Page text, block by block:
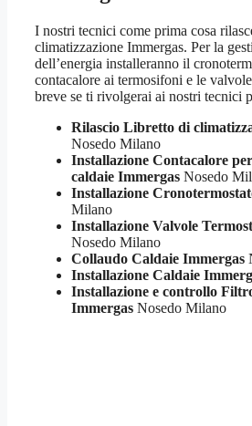
I nostri tecnici come prima cosa
climatizzazione Immergas. Per la
dell’energia installeranno il
contacalore ai termosifoni e le
breve se ti rivolgerai ai nostri tecnici
Rilascio Libretto di
Nosedo Milano
Installazione Contacalore
caldaie Immergas Nosedo
Installazione
Milano
Installazione Valvole
Nosedo Milano
Collaudo Caldaie Immergas
Installazione Caldaie
Installazione e controllo
Immergas Nosedo Milano